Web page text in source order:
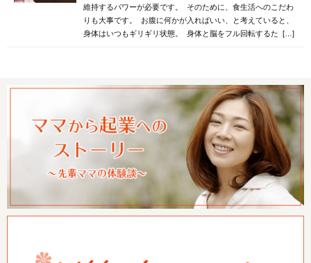
維持するパワーが必要です。 そのために、食生活へのこだわ
りも大事です。 お腹に何かが入ればいい、と考えていると、
身体はいつもギリギリ状態。 身体と脳をフル回転するた […]